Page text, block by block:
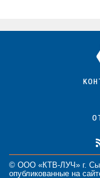
© ООО «КТВ-ЛУЧ» г.
опубликованные на